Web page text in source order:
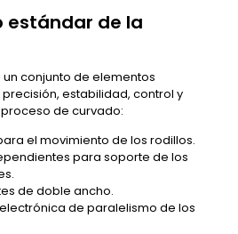
estándar de la
un conjunto de elementos
estabilidad, control y
de curvado:
el movimiento de los rodillos.
para soporte de los
de doble ancho.
de paralelismo de los